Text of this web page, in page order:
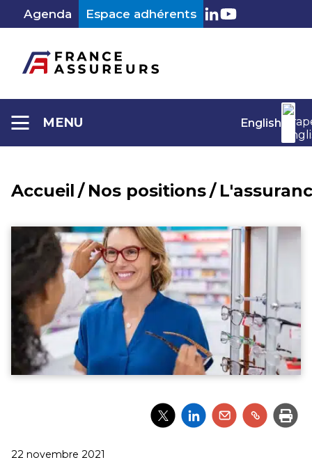
contenu
Agenda Espace adhérents LinkedIn
Youtube
MENU English
Accueil / Nos positions/
Partager
l'article
Partager
l'article
Partager
l'article
Partager
l'article
Publié
22 novembre 2021